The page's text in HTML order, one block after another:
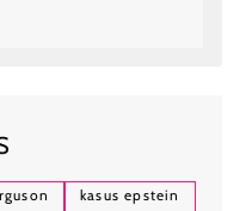
kasus epstein